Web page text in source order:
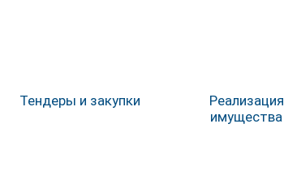
Тендеры и закупки
Реализация
имущества